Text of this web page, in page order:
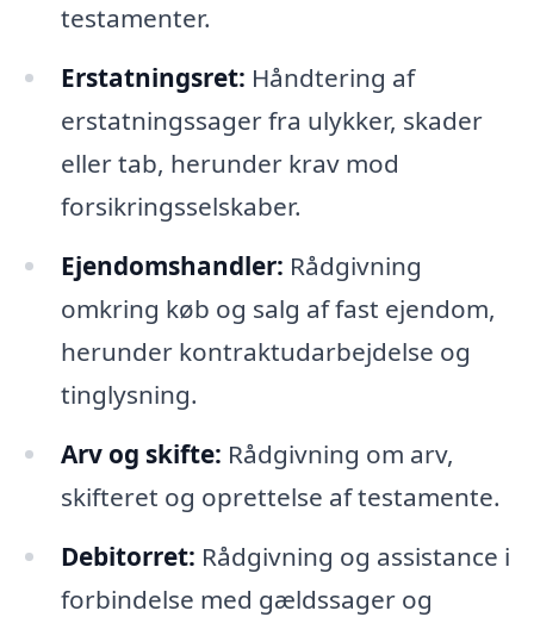
testamenter.
Erstatningsret: Håndtering af
erstatningssager fra ulykker, skader
eller tab, herunder krav mod
forsikringsselskaber.
Ejendomshandler: Rådgivning
omkring køb og salg af fast ejendom,
herunder kontraktudarbejdelse og
tinglysning.
Arv og skifte: Rådgivning om arv,
skifteret og oprettelse af testamente.
Debitorret: Rådgivning og assistance i
forbindelse med gældssager og